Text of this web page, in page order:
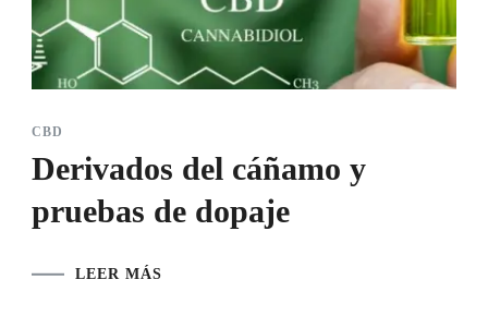
CBD
Derivados del cáñamo y
pruebas de dopaje
LEER MÁS